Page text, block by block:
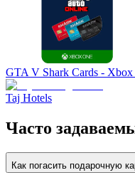
GTA V Shark Cards - Xbox
Taj Hotels
Часто
Как погасить подарочную